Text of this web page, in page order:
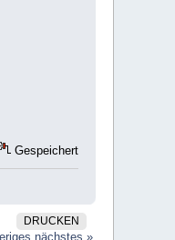
Gespeichert
DRUCKEN
nächstes »